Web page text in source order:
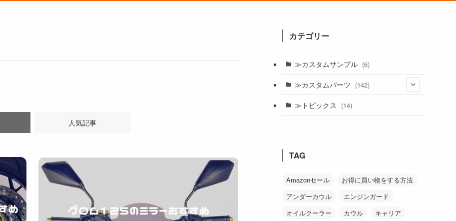
人気記事
カテゴリー
≫カスタムサンプル (6)
≫カスタムパーツ (142)
(38)
≫トピックス (14)
TAG
Amazonセール
お得に買い物をする方法
アンダーカウル
エンジンガード
オイルクーラー
カウル
キャリア